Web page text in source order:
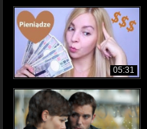
05:31